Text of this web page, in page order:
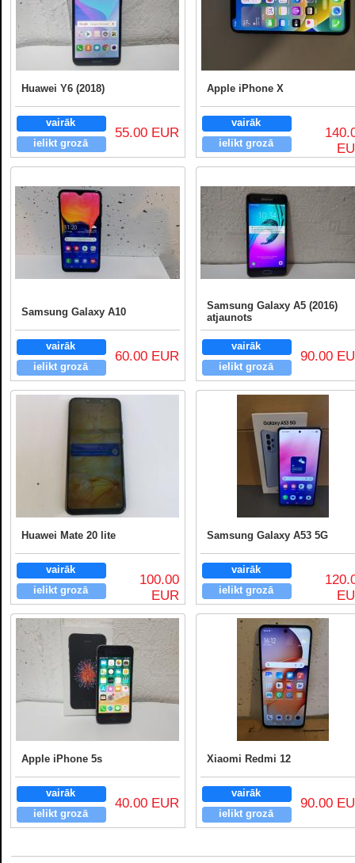
Huawei Y6 (2018)
vairāk
ielikt grozā
55.00 EUR
Apple iPhone X
vairāk
ielikt grozā
Samsung Galaxy A10
vairāk
ielikt grozā
60.00 EUR
Samsung Galaxy A5 (2016)
atjaunots
vairāk
ielikt grozā
90.00
Huawei Mate 20 lite
vairāk
ielikt grozā
100.00
EUR
Samsung Galaxy A53 5G
vairāk
ielikt grozā
Apple iPhone 5s
vairāk
ielikt grozā
40.00 EUR
Xiaomi Redmi 12
vairāk
ielikt grozā
90.00